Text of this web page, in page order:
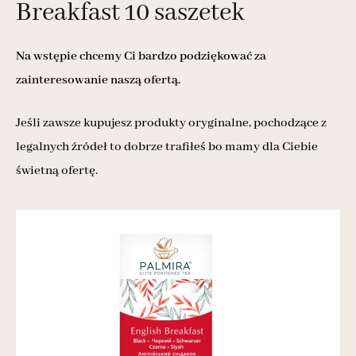
Breakfast 10 saszetek
Na wstępie chcemy Ci bardzo podziękować za
zainteresowanie naszą ofertą.
Jeśli zawsze kupujesz produkty oryginalne, pochodzące z
legalnych źródeł to dobrze trafiłeś bo mamy dla Ciebie
świetną ofertę.